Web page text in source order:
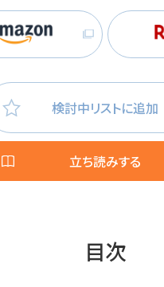
検討中リストに追加
立ち読みする
目次